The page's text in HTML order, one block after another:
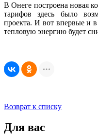
В Онеге построена новая
тарифов здесь было
проекта. И вот впервые и
тепловую энергию будет
Возврат к списку
Для вас